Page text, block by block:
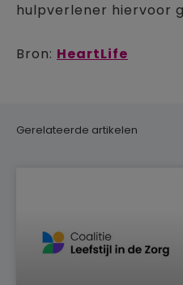
hulpverlener hiervoor
Bron: HeartLife
Gerelateerde artikelen